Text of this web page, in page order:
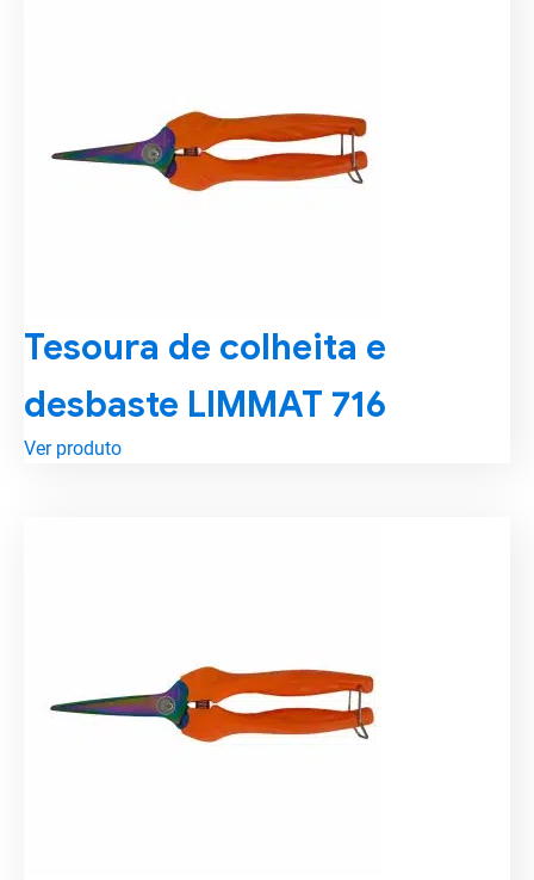
Tesoura de colheita e
desbaste LIMMAT 716
Ver produto